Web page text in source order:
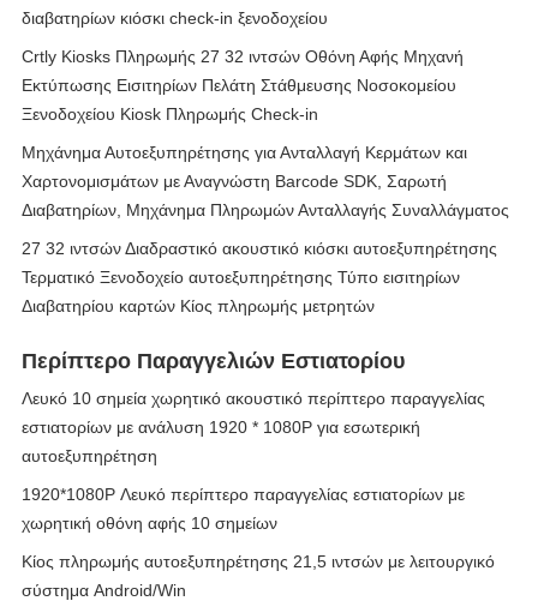
διαβατηρίων κιόσκι check-in ξενοδοχείου
Crtly Kiosks Πληρωμής 27 32 ιντσών Οθόνη Αφής Μηχανή
Εκτύπωσης Εισιτηρίων Πελάτη Στάθμευσης Νοσοκομείου
Ξενοδοχείου Kiosk Πληρωμής Check-in
Μηχάνημα Αυτοεξυπηρέτησης για Ανταλλαγή Κερμάτων και
Χαρτονομισμάτων με Αναγνώστη Barcode SDK, Σαρωτή
Διαβατηρίων, Μηχάνημα Πληρωμών Ανταλλαγής Συναλλάγματος
27 32 ιντσών Διαδραστικό ακουστικό κιόσκι αυτοεξυπηρέτησης
Τερματικό Ξενοδοχείο αυτοεξυπηρέτησης Τύπο εισιτηρίων
Διαβατηρίου καρτών Κίος πληρωμής μετρητών
Περίπτερο Παραγγελιών Εστιατορίου
Λευκό 10 σημεία χωρητικό ακουστικό περίπτερο παραγγελίας
εστιατορίων με ανάλυση 1920 * 1080P για εσωτερική
αυτοεξυπηρέτηση
1920*1080P Λευκό περίπτερο παραγγελίας εστιατορίων με
χωρητική οθόνη αφής 10 σημείων
Κίος πληρωμής αυτοεξυπηρέτησης 21,5 ιντσών με λειτουργικό
σύστημα Android/Win